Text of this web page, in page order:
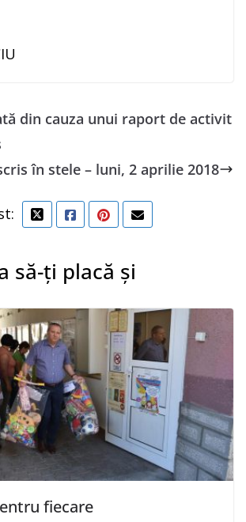
din cauza unui raport de activit
în stele – luni, 2 aprilie 2018
să-ți placă și
fiecare